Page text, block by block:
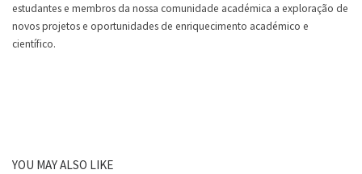
estudantes e membros da nossa comunidade académica a exploração de
novos projetos e oportunidades de enriquecimento académico e
científico.
YOU MAY ALSO LIKE